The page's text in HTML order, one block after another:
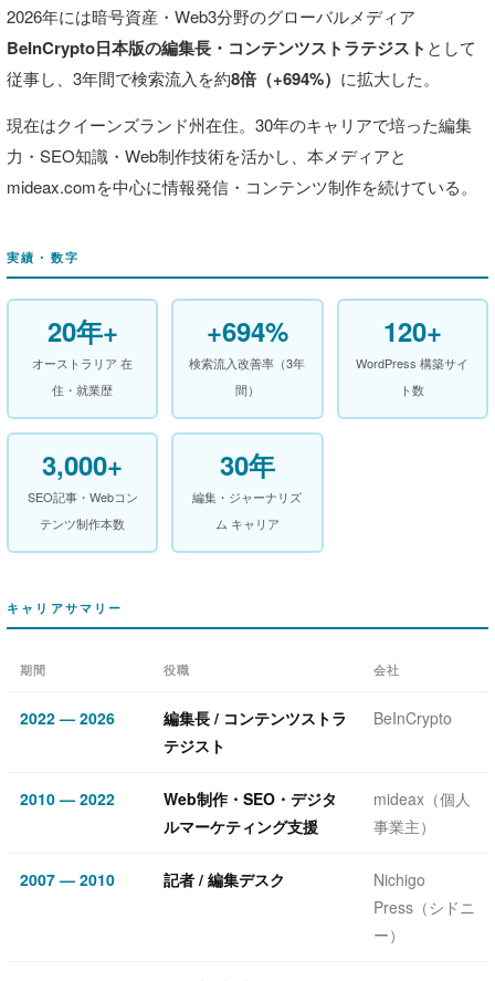
2026年には暗号資産・Web3分野のグローバルメディア
BeInCrypto日本版の編集長・コンテンツストラテジスト として
従事し、3年間で検索流入を約8倍（+694%） に拡大した。
現在はクイーンズランド州在住。30年のキャリアで培った編集
力・SEO知識・Web制作技術を活かし、本メディアと
mideax.comを中心に情報発信・コンテンツ制作を続けている。
実績・数字
20年+
オーストラリア 在
住・就業歴
+694%
検索流入改善率（3年
間）
120+
WordPress 構築サイ
ト数
3,000+
SEO記事・Webコン
テンツ制作本数
30年
編集・ジャーナリズ
ム キャリア
キャリアサマリー
期間 役職 会社
2022 — 2026
編集長 / コンテンツストラ
テジスト
BeInCrypto
2010 — 2022
Web制作・SEO・デジタ
ルマーケティング支援
mideax（個人
事業主）
2007 — 2010 記者 / 編集デスク
Nichigo
Press（シドニ
ー）